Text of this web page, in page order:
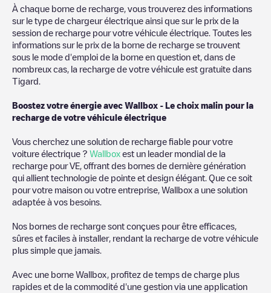
À chaque borne de recharge, vous trouverez des informations
sur le type de chargeur électrique ainsi que sur le prix de la
session de recharge pour votre véhicule électrique. Toutes les
informations sur le prix de la borne de recharge se trouvent
sous le mode d'emploi de la borne en question et, dans de
nombreux cas, la recharge de votre véhicule est gratuite dans
Tigard
Boostez votre énergie avec Wallbox - Le choix malin pour la
recharge de votre véhicule électrique
Vous cherchez une solution de recharge fiable pour votre
voiture électrique ? Wallbox est un leader mondial de la
recharge pour VE, offrant des bornes de dernière génération
qui allient technologie de pointe et design élégant. Que ce soit
pour votre maison ou votre entreprise, Wallbox a une solution
adaptée à vos besoins.
Nos bornes de recharge sont conçues pour être efficaces,
sûres et faciles à installer, rendant la recharge de votre véhicule
plus simple que jamais.
Avec une borne Wallbox, profitez de temps de charge plus
rapides et de la commodité d'une gestion via une application